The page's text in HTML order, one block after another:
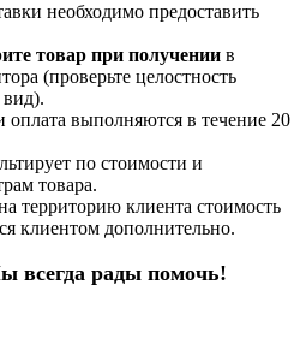
необходимо предоставить
товар при получении в
(проверьте целостность
оплата выполняются в течение 20
по стоимости и
товара.
территорию клиента стоимость
клиентом дополнительно.
всегда рады помочь!